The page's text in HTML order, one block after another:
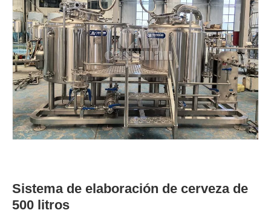
Sistema de elaboración de cerveza de
500 litros